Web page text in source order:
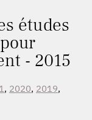
études
- 2015
, 2020, 2019,